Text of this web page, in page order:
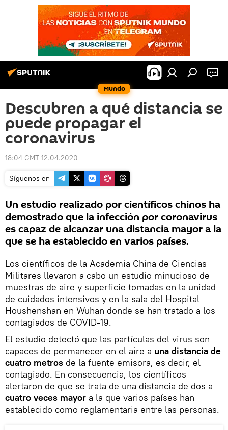
Mundo
Descubren a qué distancia se
puede propagar el
coronavirus
18:04 GMT 12.04.2020
Síguenos en
Un estudio realizado por científicos chinos ha
demostrado que la infección por coronavirus
es capaz de alcanzar una distancia mayor a la
que se ha establecido en varios países.
Los científicos de la Academia China de Ciencias
Militares llevaron a cabo un estudio minucioso de
muestras de aire y superficie tomadas en la unidad
de cuidados intensivos y en la sala del Hospital
Houshenshan en Wuhan donde se han tratado a los
contagiados de COVID-19.
El estudio detectó que las partículas del virus son
capaces de permanecer en el aire a una distancia de
cuatro metros de la fuente emisora, es decir, el
contagiado. En consecuencia, los científicos
alertaron de que se trata de una distancia de dos a
cuatro veces mayor a la que varios países han
establecido como reglamentaria entre las personas.